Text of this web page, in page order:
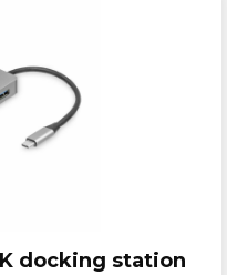
docking station